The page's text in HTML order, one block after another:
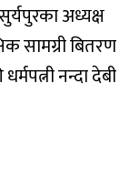
अध्यक्ष
सामग्री बितरण
नन्दा देबी